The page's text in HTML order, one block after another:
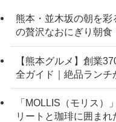
熊本・並木坂の朝を彩
の贅沢なおにぎり朝食
【熊本グルメ】創業
全ガイド｜絶品ランチ
「MOLLIS（モリス）
リートと珈琲に囲ま